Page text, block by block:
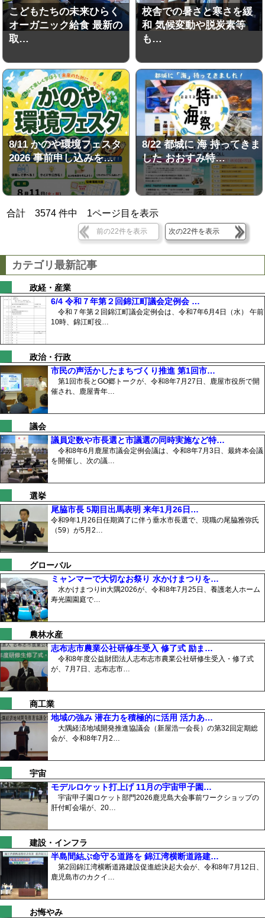
こどもたちの未来ひらく
オーガニック給食 最新の
取…
校舎での暑さと寒さを緩
和 気候変動や脱炭素等
も…
8/11 かのや環境フェスタ
2026 事前申し込みを…
8/22 都城に 海 持ってきま
した おおすみ特…
合計3574 件中 1ページ目を表示
前の22件を表示 次の22件を表示
カテゴリ最新記事
政経・産業
6/4 令和７年第２回錦江町議会定例会 …
令和７年第２回錦江町議会定例会は、令和7年6月4日（水） 午前
10時、錦江町役…
政治・行政
市民の声活かしたまちづくり推進 第1回市…
第1回市長とGO郷トークが、令和8年7月27日、鹿屋市役所で開
催され、鹿屋青年…
議会
議員定数や市長選と市議選の同時実施など特…
令和8年6月鹿屋市議会定例会議は、令和8年7月3日、最終本会議
を開催し、次の議…
選挙
尾脇市長 5期目出馬表明 来年1月26日…
令和9年1月26日任期満了に伴う垂水市長選で、現職の尾脇雅弥氏
（59）が5月2…
グローバル
ミャンマーで大切なお祭り 水かけまつりを…
水かけまつりin大隅2026が、令和8年7月25日、養護老人ホーム
寿光園園庭で…
農林水産
志布志市農業公社研修生受入 修了式 励ま…
令和8年度公益財団法人志布志市農業公社研修生受入・修了式
が、7月7日、志布志市…
商工業
地域の強み 潜在力を積極的に活用 活力あ…
大隅経済地域開発推進協議会（新屋浩一会長）の第32回定期総
会が、令和8年7月2…
宇宙
モデルロケット打上げ 11月の宇宙甲子園…
宇宙甲子園ロケット部門2026鹿児島大会事前ワークショップの
肝付町会場が、20…
建設・インフラ
半島間結ぶ命守る道路を 錦江湾横断道路建…
第2回錦江湾横断道路建設促進総決起大会が、令和8年7月12日、
鹿児島市のカクイ…
お悔やみ